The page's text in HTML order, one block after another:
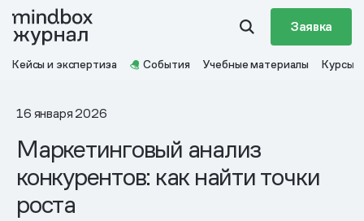
Заявка
Кейсы и экспертиза События Учебные материалы Курсы
16 января 2026
Маркетинговый анализ
конкурентов: как найти точки
роста